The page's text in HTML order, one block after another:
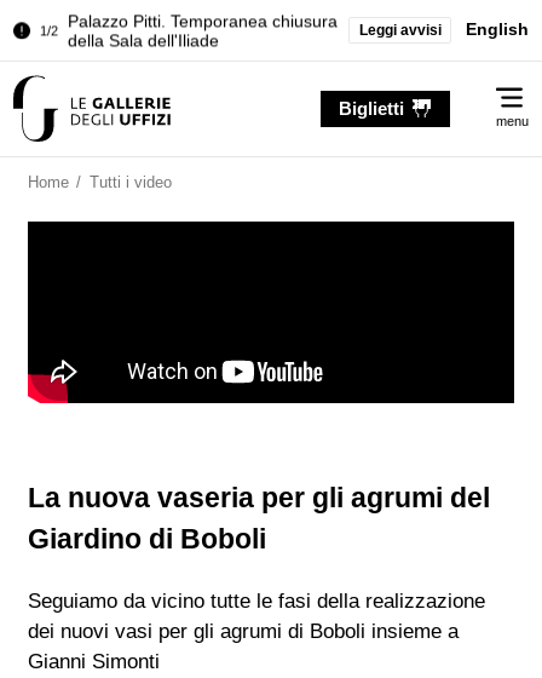
1/2
Palazzo Pitti. Temporanea chiusura
della Sala dell'Iliade
Granduchi
della Sala dell'Iliade
Granduchi
…
Leggi avvisi English
Biglietti
menu
Home / Tutti i video
La nuova vaseria per gli agrumi del
Giardino di Boboli
Seguiamo da vicino tutte le fasi della realizzazione
dei nuovi vasi per gli agrumi di Boboli insieme a
Gianni Simonti